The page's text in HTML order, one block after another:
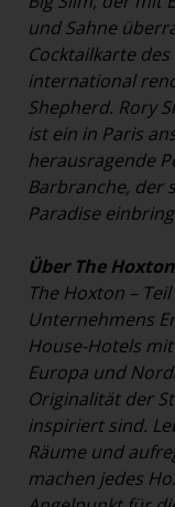
und Sahne
Cocktailkarte
international
Shepherd. Rory
ist ein in Paris
herausragende
Barbranche, der
Paradise
Über The Hoxton
The Hoxton –
Unternehmens
House-Hotels
Europa und
Originalität der
inspiriert sind.
Räume und
machen jedes